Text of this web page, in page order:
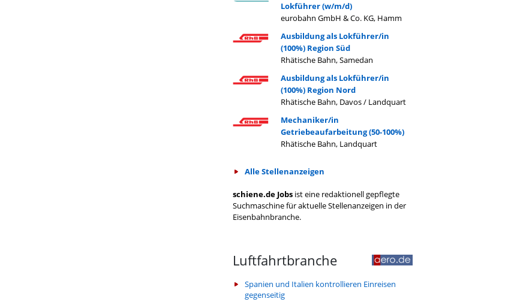
Lokführer (w/m/d)
eurobahn GmbH & Co. KG, Hamm
Ausbildung als Lokführer/in
(100%) Region Süd
Rhätische Bahn, Samedan
Ausbildung als Lokführer/in
(100%) Region Nord
Rhätische Bahn, Davos / Landquart
Mechaniker/in
Getriebeaufarbeitung (50-100%)
Rhätische Bahn, Landquart
Alle Stellenanzeigen
schiene.de Jobs ist eine redaktionell gepflegte
Suchmaschine für aktuelle Stellenanzeigen in der
Eisenbahnbranche.
Luftfahrtbranche
Spanien und Italien kontrollieren Einreisen
gegenseitig